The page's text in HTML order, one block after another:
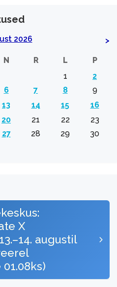
2026 >
N R L
P
1
2
6 7 8
9
13 14 15
16
20 21 22
23
27 28 29
30
X
augustil